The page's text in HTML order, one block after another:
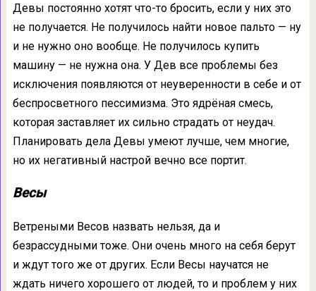
Девы постоянно хотят что-то бросить, если у них это
не получается. Не получилось найти новое пальто — ну
и не нужно оно вообще. Не получилось купить
машину — не нужна она. У Дев все проблемы без
исключения появляются от неуверенности в себе и от
беспросветного пессимизма. Это ядрёная смесь,
которая заставляет их сильно страдать от неудач.
Планировать дела Девы умеют лучше, чем многие,
но их негативный настрой вечно все портит.
Весы
Ветреными Весов назвать нельзя, да и
безрассудными тоже. Они очень много на себя берут
и ждут того же от других. Если Весы научатся не
ждать ничего хорошего от людей, то и проблем у них